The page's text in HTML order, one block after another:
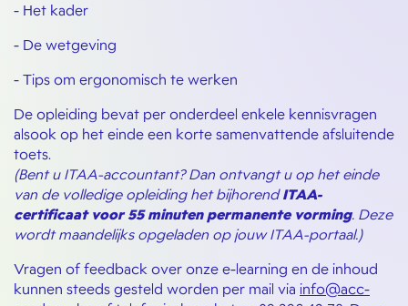
- Het kader
- De wetgeving
- Tips om ergonomisch te werken
De opleiding bevat per onderdeel enkele kennisvragen
alsook op het einde een korte samenvattende afsluitende
toets.
(Bent u ITAA-accountant? Dan ontvangt u op het einde
van de volledige opleiding het bijhorendITAA-
certificaat voor 55 minuten permanente vorming. Deze
wordt maandelijks opgeladen op jouw ITAA-portaal.)
Vragen of feedback over onze e-learning en de inhoud
kunnen steeds gesteld worden per mail via info@acc-